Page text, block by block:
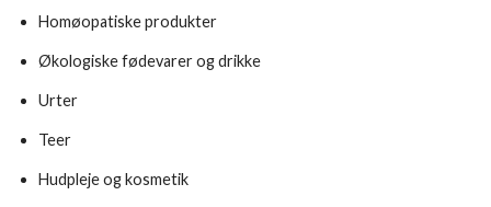
Homøopatiske produkter
Økologiske fødevarer og drikke
Urter
Teer
Hudpleje og kosmetik